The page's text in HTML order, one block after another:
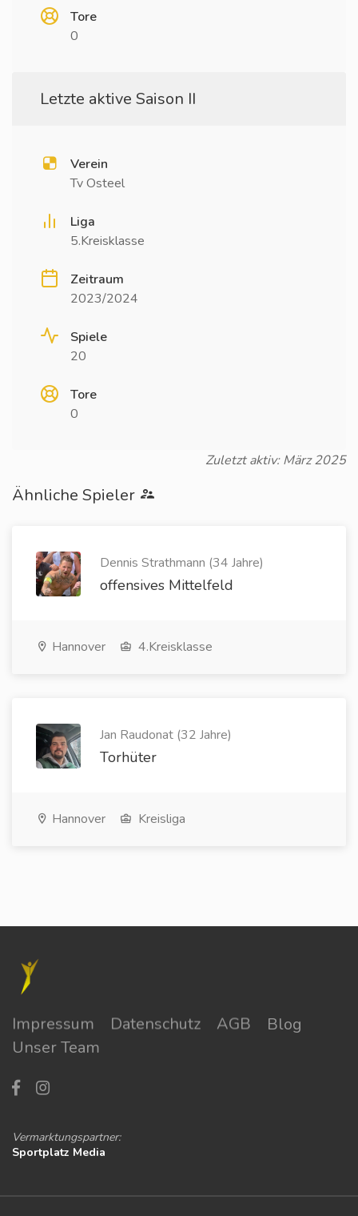
Tore
0
Letzte aktive Saison II
Verein
Tv Osteel
Liga
5.Kreisklasse
Zeitraum
2023/2024
Spiele
20
Tore
0
Zuletzt aktiv: März 2025
Ähnliche Spieler
Dennis Strathmann (34 Jahre)
offensives Mittelfeld
Hannover 4.Kreisklasse
Jan Raudonat (32 Jahre)
Torhüter
Hannover Kreisliga
Impressum Datenschutz AGB
Blog
Unser Team
Vermarktungspartner:
Sportplatz Media